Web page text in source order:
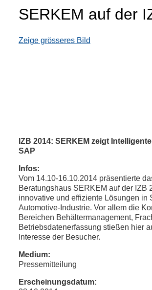
Zeige grösseres Bild
SERKEM auf der
IZB 2014: SERKEM zeigt
SAP
Infos:
Vom 14.10-16.10.2014 präsentierte
Beratungshaus SERKEM auf der IZB
innovative und effiziente Lösungen in
Automotive-Industrie. Vor allem die
Bereichen Behältermanagement,
Betriebsdatenerfassung stießen hier
Interesse der Besucher.
Medium:
Pressemitteilung
Erscheinungsdatum: